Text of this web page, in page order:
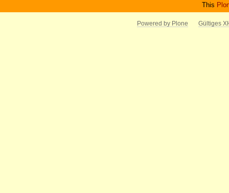
This
Powered by Plone Gültiges